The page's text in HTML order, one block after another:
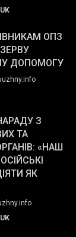
UK
ОПЗ
ДОПОМОГУ
З
ТА
«НАШ
ЯК
UK